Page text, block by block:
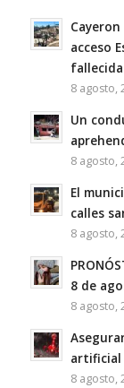
acceso
8 agosto,
Un
8 agosto,
El
calles
8 agosto,
8 de
8 agosto,
artificial
8 agosto,